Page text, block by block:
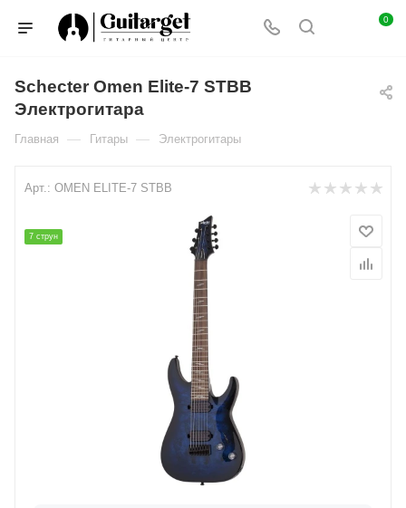
0
Schecter Omen Elite-7 STBB
Электрогитара
Главная — Гитары — Электрогитары
Арт.: OMEN ELITE-7 STBB
7 струн